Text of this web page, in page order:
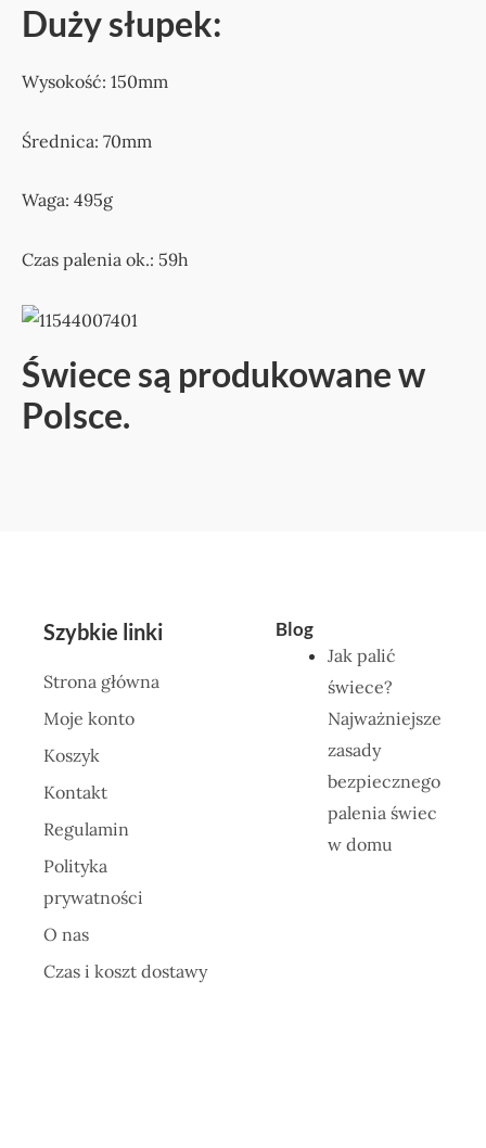
Duży słupek:
Wysokość: 150mm
Średnica: 70mm
Waga: 495g
Czas palenia ok.: 59h
Świece są produkowane w
Polsce.
Szybkie linki
Strona główna
Moje konto
Koszyk
Kontakt
Regulamin
Polityka
prywatności
O nas
Czas i koszt dostawy
Blog
Jak palić
świece?
Najważniejsze
zasady
bezpiecznego
palenia świec
w domu